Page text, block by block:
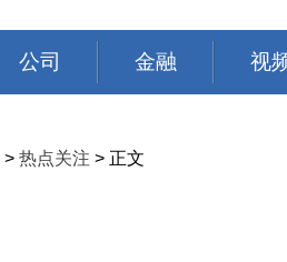
公司 金融 视
> 热点关注 > 正文